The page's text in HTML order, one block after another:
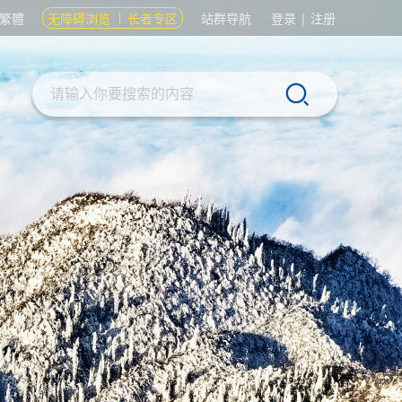
繁體 无障碍浏览 长者专区 站群导航 登录 | 注册